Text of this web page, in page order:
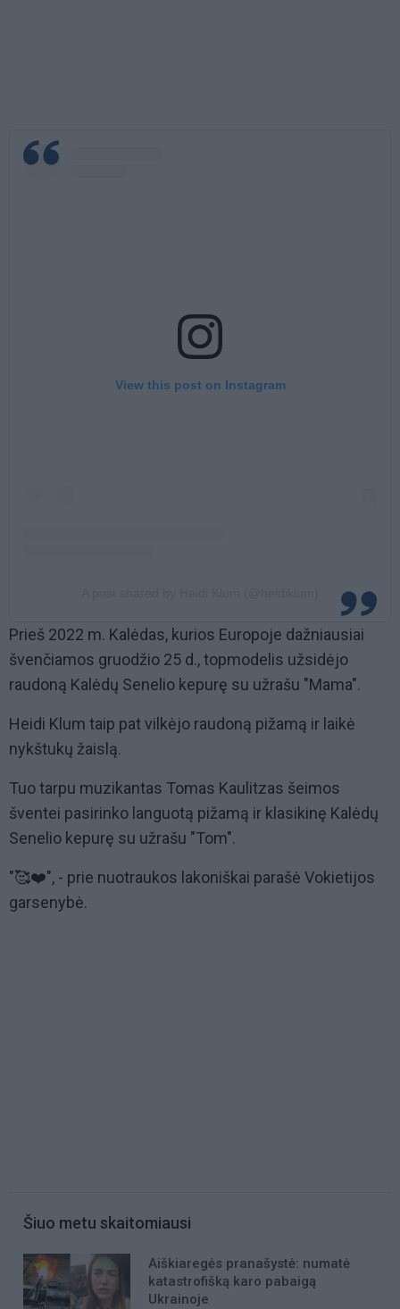
View this post on Instagram
Prieš 2022 m. Kalėdas, kurios Europoje dažniausiai
švenčiamos gruodžio 25 d., topmodelis užsidėjo
raudoną Kalėdų Senelio kepurę su užrašu "Mama".
Heidi Klum taip pat vilkėjo raudoną pižamą ir laikė
nykštukų žaislą.
Tuo tarpu muzikantas Tomas Kaulitzas šeimos
šventei pasirinko languotą pižamą ir klasikinę Kalėdų
Senelio kepurę su užrašu "Tom".
"🥰❤️", - prie nuotraukos lakoniškai parašė Vokietijos
garsenybė.
Šiuo metu skaitomiausi
Aiškiaregės pranašystė: numatė
katastrofišką karo pabaigą
Ukrainoje